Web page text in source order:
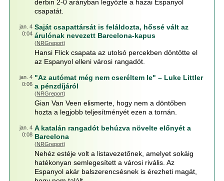
derbin 2-0 arányban legyőzte a hazai Espanyol
csapatát.
jan. 4
0:04
Saját csapattársát is feláldozta, hőssé vált az
árulónak nevezett Barcelona-kapus
(NRGreport)
Hansi Flick csapata az utolsó percekben döntötte el
az Espanyol elleni városi rangadót.
jan. 4
0:06
"Az autómat még nem cseréltem le" – Luke Littler
a pénzdíjáról
(NRGreport)
Gian Van Veen elismerte, hogy nem a döntőben
hozta a legjobb teljesítményét ezen a tornán.
jan. 4
0:08
A katalán rangadót behúzva növelte előnyét a
Barcelona
(NRGreport)
Nehéz estéje volt a listavezetőnek, amelyet sokáig
hatékonyan semlegesített a városi rivális. Az
Espanyol akár balszerencsésnek is érezheti magát,